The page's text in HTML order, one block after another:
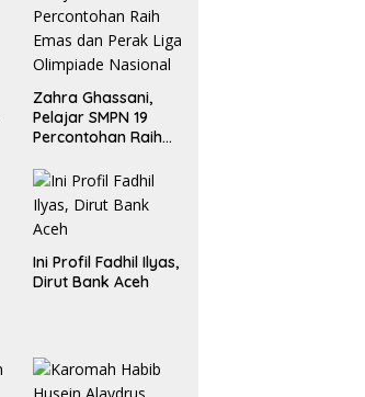
Zahra Ghassani,
Pelajar SMPN 19
Percontohan Raih
Liga Olimpiade
Nasional
Ini Profil Fadhil Ilyas,
Dirut Bank Aceh